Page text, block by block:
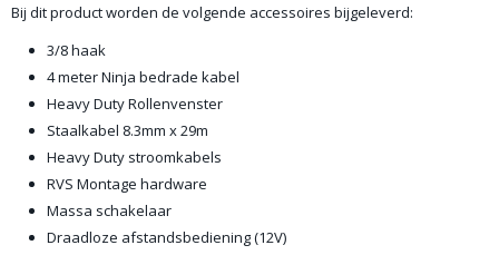
Bij dit product worden de volgende accessoires bijgeleverd:
3/8 haak
4 meter Ninja bedrade kabel
Heavy Duty Rollenvenster
Staalkabel 8.3mm x 29m
Heavy Duty stroomkabels
RVS Montage hardware
Massa schakelaar
Draadloze afstandsbediening (12V)